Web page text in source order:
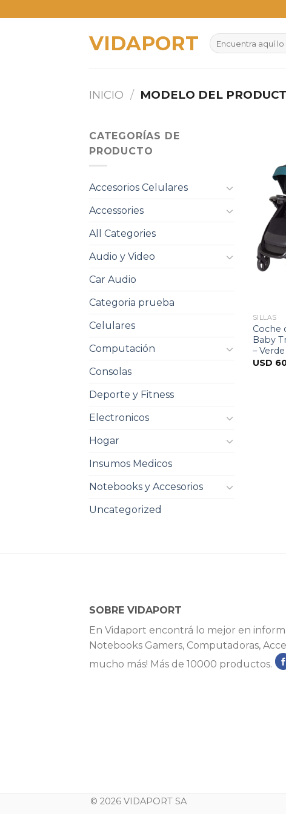
to
VIDAPORT
Buscar
por:
INICIO / MODELO DEL
CATEGORÍAS DE
PRODUCTO
Accesorios Celulares
Accessories
All Categories
Audio y Video
Car Audio
Categoria prueba
Celulares
Computación
Consolas
Deporte y Fitness
Electronicos
Hogar
Insumos Medicos
Notebooks y Accesorios
Uncategorized
SILLAS
Coche
Baby
–
USD
SOBRE VIDAPORT
En Vidaport encontrá lo mejor en
Notebooks Gamers, Computadoras,
mucho más! Más de 10000 productos.
© 2026 VIDAPORT SA